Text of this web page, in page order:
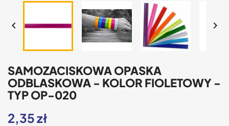
 
SAMOZACISKOWA OPASKA
ODBLASKOWA - KOLOR FIOLETOWY -
TYP OP-020
2,35 zł